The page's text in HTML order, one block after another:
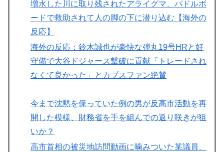
増水した川に取り残されたアライグマ、パドルボ
ードで救助されて人の脚の下に潜り込む【海外の
反応】
海外の反応：鈴木誠也が豪快な弾丸19号HRと好
守備で大谷ドジャース撃破に貢献「トレードされ
なくて良かった」とカブスファン絶賛
今まで沈黙を保っていた例の男が反高市活動を再
開した模様、財務省を手を組んでの返り咲きが狙
いか？
高市首相の被災地訪問動画に噛みついた某議員、